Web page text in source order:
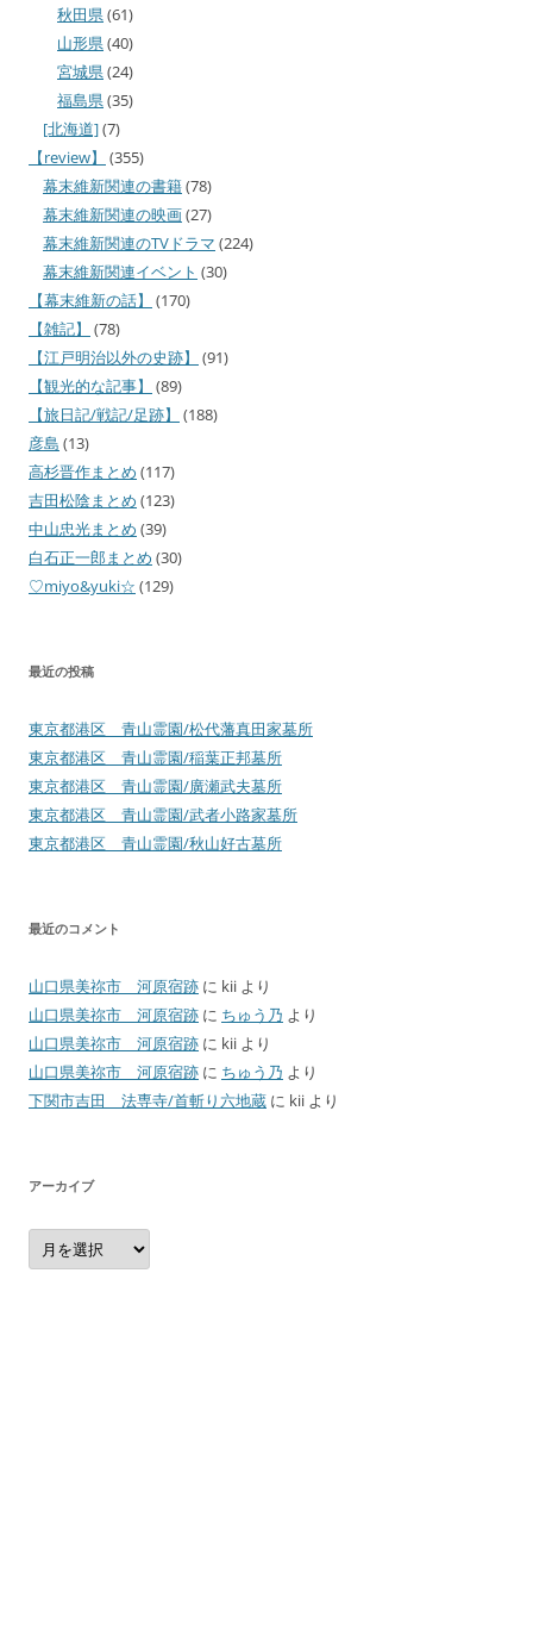
秋田県(61)
山形県(40)
宮城県(24)
福島県(35)
[北海道](7)
【review】
(355)
幕末維新関連の書籍(78)
幕末維新関連の映画(27)
幕末維新関連のTVドラマ (224)
幕末維新関連イベント (30)
【幕末維新の話】
(170)
【雑記】
(78)
【江戸明治以外の史跡】
(91)
【観光的な記事】
(89)
【旅日記/戦記/足跡】
(188)
彦島 (13)
高杉晋作まとめ (117)
吉田松陰まとめ (123)
中山忠光まとめ (39)
白石正一郎まとめ (30)
♡miyo&yuki☆ (129)
最近の投稿
東京都港区 青山霊園/松代藩真田家墓所
東京都港区 青山霊園/稲葉正邦墓所
東京都港区 青山霊園/廣瀬武夫墓所
東京都港区 青山霊園/武者小路家墓所
東京都港区 青山霊園/秋山好古墓所
最近のコメント
山口県美祢市 河原宿跡 に kii より
山口県美祢市 河原宿跡 に ちゅう乃 より
山口県美祢市 河原宿跡 に kii より
山口県美祢市 河原宿跡 に ちゅう乃 より
下関市吉田 法専寺/首斬り六地蔵 に kii より
アーカイブ
ア
ー
カ